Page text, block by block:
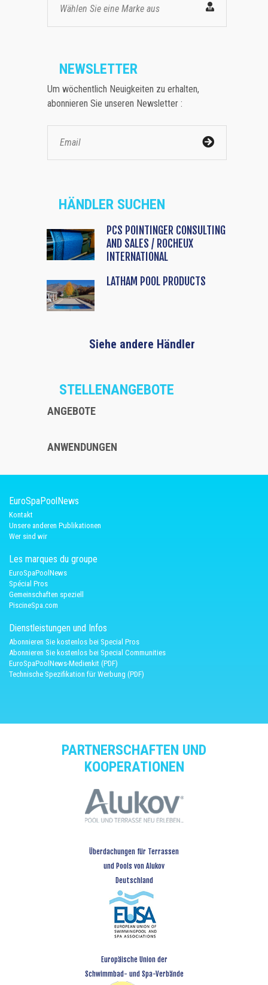
Wählen Sie eine Marke aus
NEWSLETTER
Um wöchentlich Neuigkeiten zu erhalten,
abonnieren Sie unseren Newsletter :
HÄNDLER SUCHEN
PCS POINTINGER CONSULTING
AND SALES / ROCHEUX
INTERNATIONAL
LATHAM POOL PRODUCTS
Siehe andere Händler
STELLENANGEBOTE
ANGEBOTE
ANWENDUNGEN
EuroSpaPoolNews
Kontakt
Unsere anderen Publikationen
Wer sind wir
Les marques du groupe
EuroSpaPoolNews
Spécial Pros
Gemeinschaften speziell
PiscineSpa.com
Dienstleistungen und Infos
Abonnieren Sie kostenlos bei Special Pros
Abonnieren Sie kostenlos bei Special Communities
EuroSpaPoolNews-Medienkit (PDF)
Technische Spezifikation für Werbung (PDF)
PARTNERSCHAFTEN UND
KOOPERATIONEN
Überdachungen für Terrassen
und Pools von Alukov
Deutschland
Europäische Union der
Schwimmbad- und Spa-Verbände